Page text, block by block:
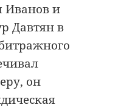
Иванов и
Давтян в
он